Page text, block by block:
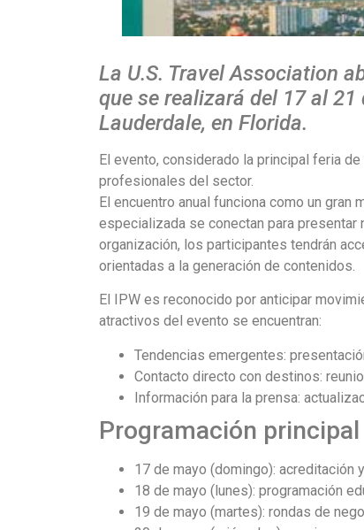
La U.S. Travel Association
que se realizará del 17 al
Lauderdale, en Florida.
El evento, considerado la principal feria
profesionales del sector.
El encuentro anual funciona como un
especializada se conectan para
organización, los participantes tendrán
orientadas a la generación de contenidos.
El IPW es reconocido por anticipar
atractivos del evento se encuentran:
Tendencias emergentes:
Contacto directo con destinos:
Información para la prensa:
Programación principal
17 de mayo (domingo): acreditación
18 de mayo (lunes): programación
19 de mayo (martes): rondas de